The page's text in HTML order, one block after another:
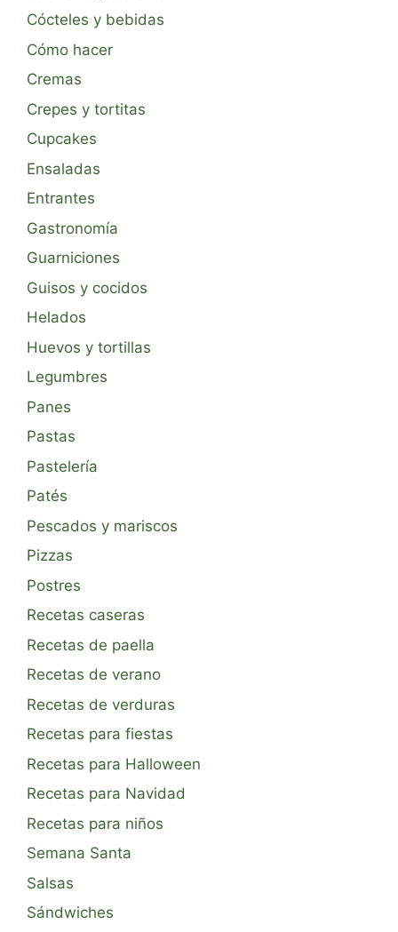
Cócteles y bebidas
Cómo hacer
Cremas
Crepes y tortitas
Cupcakes
Ensaladas
Entrantes
Gastronomía
Guarniciones
Guisos y cocidos
Helados
Huevos y tortillas
Legumbres
Panes
Pastas
Pastelería
Patés
Pescados y mariscos
Pizzas
Postres
Recetas caseras
Recetas de paella
Recetas de verano
Recetas de verduras
Recetas para fiestas
Recetas para Halloween
Recetas para Navidad
Recetas para niños
Semana Santa
Salsas
Sándwiches